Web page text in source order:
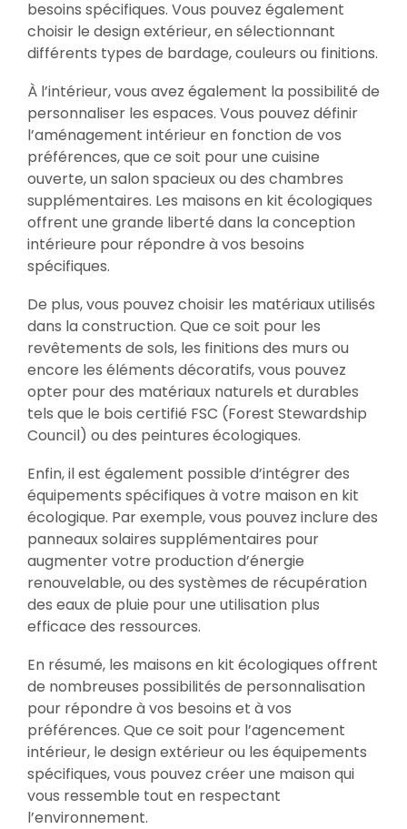
besoins spécifiques. Vous pouvez également
choisir le design extérieur, en sélectionnant
différents types de bardage, couleurs ou finitions.
À l’intérieur, vous avez également la possibilité de
personnaliser les espaces. Vous pouvez définir
l’aménagement intérieur en fonction de vos
préférences, que ce soit pour une cuisine
ouverte, un salon spacieux ou des chambres
supplémentaires. Les maisons en kit écologiques
offrent une grande liberté dans la conception
intérieure pour répondre à vos besoins
spécifiques.
De plus, vous pouvez choisir les matériaux utilisés
dans la construction. Que ce soit pour les
revêtements de sols, les finitions des murs ou
encore les éléments décoratifs, vous pouvez
opter pour des matériaux naturels et durables
tels que le bois certifié FSC (Forest Stewardship
Council) ou des peintures écologiques.
Enfin, il est également possible d’intégrer des
équipements spécifiques à votre maison en kit
écologique. Par exemple, vous pouvez inclure des
panneaux solaires supplémentaires pour
augmenter votre production d’énergie
renouvelable, ou des systèmes de récupération
des eaux de pluie pour une utilisation plus
efficace des ressources.
En résumé, les maisons en kit écologiques offrent
de nombreuses possibilités de personnalisation
pour répondre à vos besoins et à vos
préférences. Que ce soit pour l’agencement
intérieur, le design extérieur ou les équipements
spécifiques, vous pouvez créer une maison qui
vous ressemble tout en respectant
l’environnement.